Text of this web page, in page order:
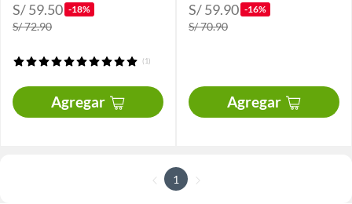
S/ 59.50 -18%
S/ 72.90
(1)
Agregar
S/ 59.90 -16%
S/ 70.90
Agregar
1